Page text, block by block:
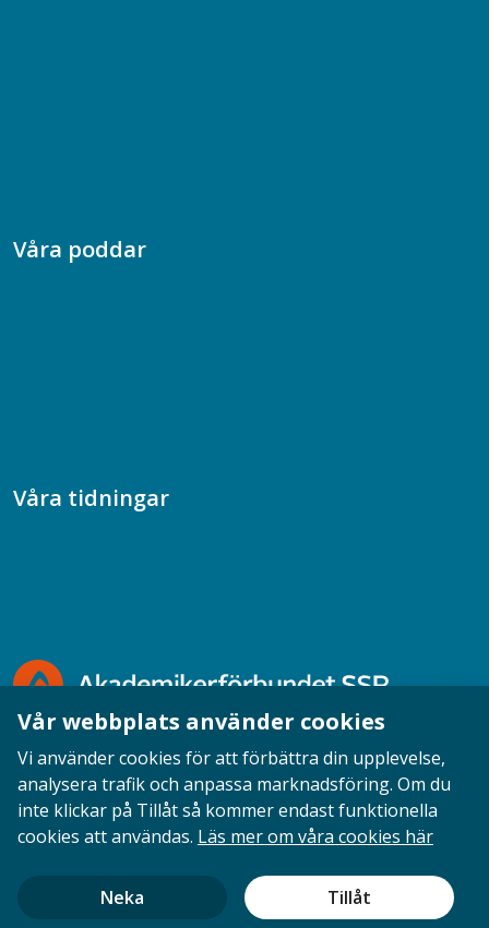
Våra poddar
Våra tidningar
Opinion English Personuppgifter Cookies
Ansvarig utgivare: Cecilia Sandahl
Vår webbplats använder cookies
Vi använder cookies för att förbättra din upplevelse,
analysera trafik och anpassa marknadsföring. Om du
inte klickar på Tillåt så kommer endast funktionella
cookies att användas. Läs mer om våra cookies här
Neka Tillåt